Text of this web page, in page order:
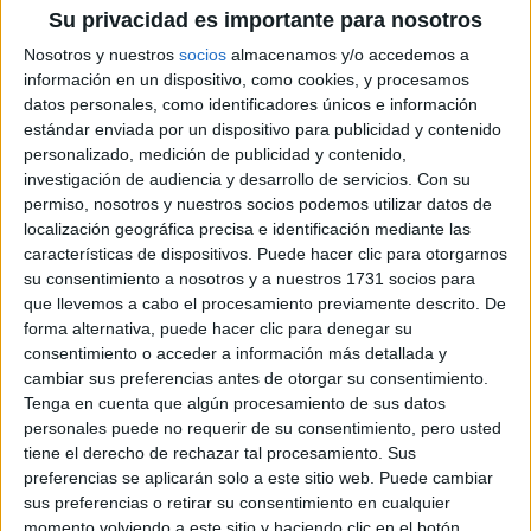
Su privacidad es importante para nosotros
Nosotros y nuestros socios almacenamos y/o accedemos a
información en un dispositivo, como cookies, y procesamos
datos personales, como identificadores únicos e información
estándar enviada por un dispositivo para publicidad y contenido
personalizado, medición de publicidad y contenido,
investigación de audiencia y desarrollo de servicios. Con su
permiso, nosotros y nuestros socios podemos utilizar datos de
localización geográfica precisa e identificación mediante las
características de dispositivos. Puede hacer clic para otorgarnos
su consentimiento a nosotros y a nuestros 1731 socios para
que llevemos a cabo el procesamiento previamente descrito. De
forma alternativa, puede hacer clic para denegar su
consentimiento o acceder a información más detallada y
cambiar sus preferencias antes de otorgar su consentimiento.
Tenga en cuenta que algún procesamiento de sus datos
personales puede no requerir de su consentimiento, pero usted
tiene el derecho de rechazar tal procesamiento. Sus
preferencias se aplicarán solo a este sitio web. Puede cambiar
sus preferencias o retirar su consentimiento en cualquier
momento volviendo a este sitio y haciendo clic en el botón
Laia
Sobre ti
Soy: Chica
Nombre:
Laia
ruben
Sobre ti
Soy: Chico
Nombre:
ruben
first anterior ... 1272 1273 1274(current)
1275